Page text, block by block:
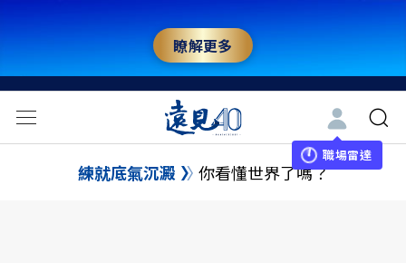
瞭解更多
職場雷達
練就底氣沉澱 你看懂世界了嗎？